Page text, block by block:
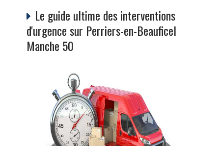
Le guide ultime des interventions
d'urgence sur Perriers-en-Beauficel
Manche 50